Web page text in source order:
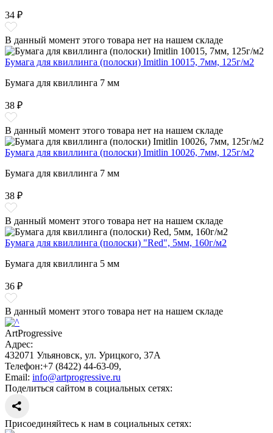
34 ₽
В данный момент этого товара нет на нашем складе
Бумага для квиллинга (полоски) Imitlin 10015, 7мм, 125г/м2
Бумага для квиллинга 7 мм
38 ₽
В данный момент этого товара нет на нашем складе
Бумага для квиллинга (полоски) Imitlin 10026, 7мм, 125г/м2
Бумага для квиллинга 7 мм
38 ₽
В данный момент этого товара нет на нашем складе
Бумага для квиллинга (полоски) "Red", 5мм, 160г/м2
Бумага для квиллинга 5 мм
36 ₽
В данный момент этого товара нет на нашем складе
ArtProgressive
Адрес:
432071 Ульяновск, ул. Урицкого, 37А
Телефон:+7 (8422) 44-63-09,
Email: info@artprogressive.ru
Поделиться сайтом в социальных сетях:
Присоединяйтесь к нам в социальных сетях: